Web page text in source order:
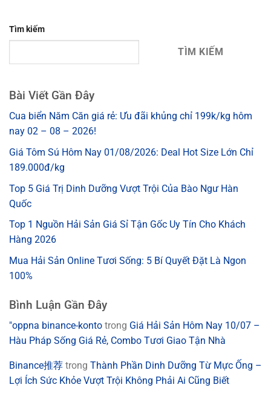
Tìm kiếm
TÌM KIẾM
Bài Viết Gần Đây
Cua biển Năm Căn giá rẻ: Ưu đãi khủng chỉ 199k/kg hôm
nay 02 – 08 – 2026!
Giá Tôm Sú Hôm Nay 01/08/2026: Deal Hot Size Lớn Chỉ
189.000đ/kg
Top 5 Giá Trị Dinh Dưỡng Vượt Trội Của Bào Ngư Hàn
Quốc
Top 1 Nguồn Hải Sản Giá Sỉ Tận Gốc Uy Tín Cho Khách
Hàng 2026
Mua Hải Sản Online Tươi Sống: 5 Bí Quyết Đặt Là Ngon
100%
Bình Luận Gần Đây
"oppna binance-konto trong Giá Hải Sản Hôm Nay 10/07 –
Hàu Pháp Sống Giá Rẻ, Combo Tươi Giao Tận Nhà
Binance推荐 trong Thành Phần Dinh Dưỡng Từ Mực Ống –
Lợi Ích Sức Khỏe Vượt Trội Không Phải Ai Cũng Biết